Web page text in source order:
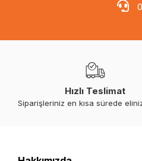
Hızlı Teslimat
Siparişleriniz en kısa sürede